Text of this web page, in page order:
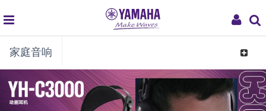
My
global
navigation
家庭音响
Toggle